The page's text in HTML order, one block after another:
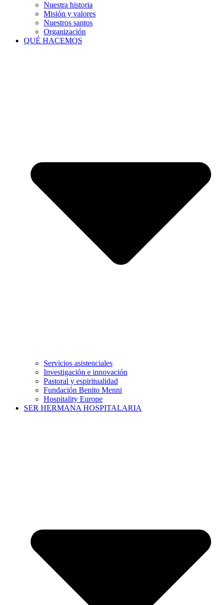
Nuestra historia
Misión y valores
Nuestros santos
Organización
QUÉ HACEMOS
Servicios asistenciales
Investigación e innovación
Pastoral y espiritualidad
Fundación Benito Menni
Hospitality Europe
SER HERMANA HOSPITALARIA